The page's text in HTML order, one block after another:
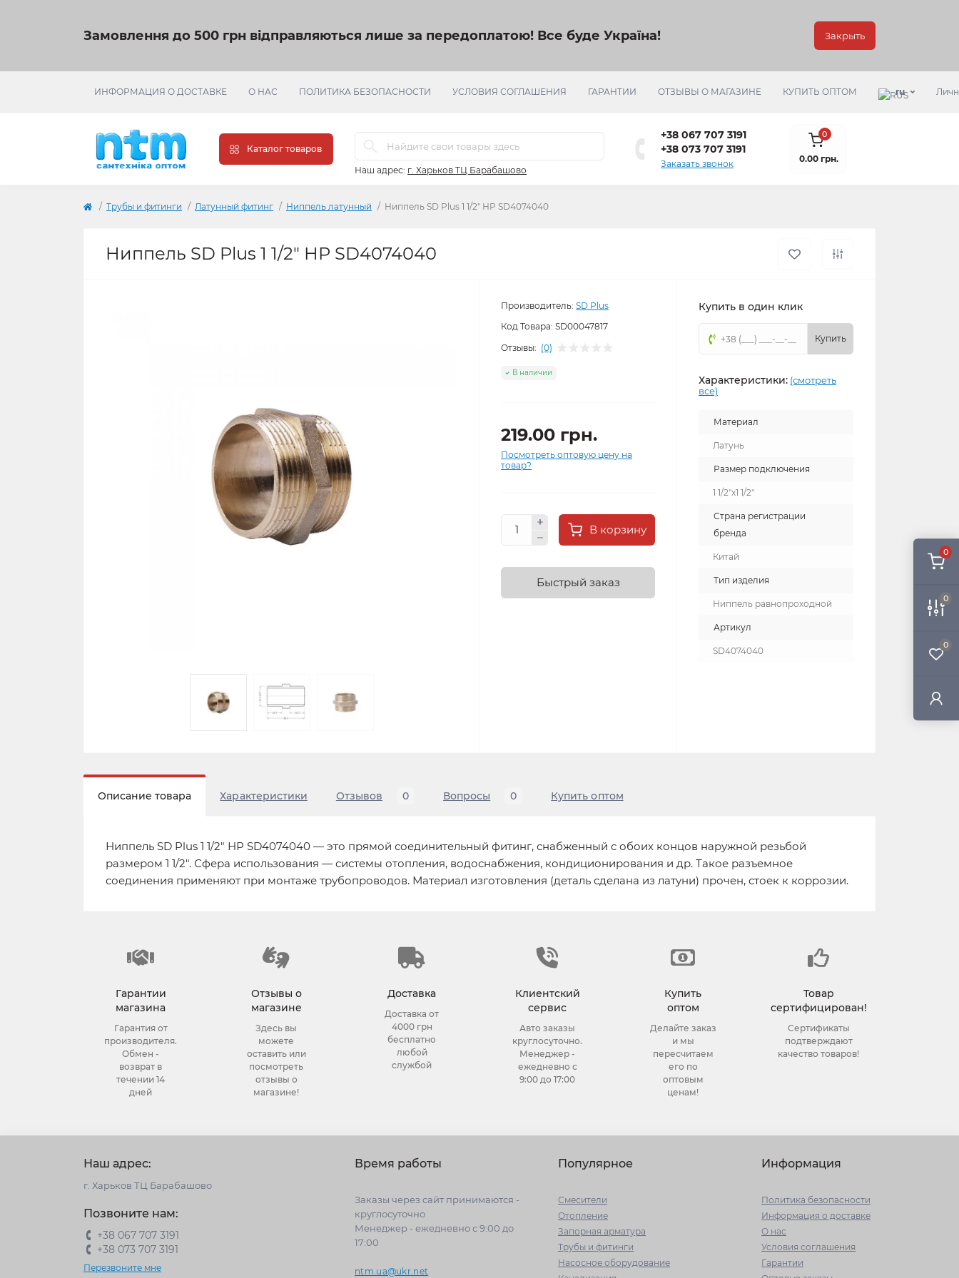
0
0
0
Замовлення до 500 грн відправляються лише за передоплатою! Все буде Україна! Закрыть
ИНФОРМАЦИЯ О ДОСТАВКЕ О НАС ПОЛИТИКА БЕЗОПАСНОСТИ УСЛОВИЯ СОГЛАШЕНИЯ ГАРАНТИИ ОТЗЫВЫ О МАГАЗИНЕ КУПИТЬ ОПТОМ ru
Каталог товаров
Наш адрес: г. Харьков ТЦ Барабашово
+38 067 707 3191
+38 073 707 3191
Заказать звонок
0
0.00 грн.
Трубы и фитинги Латунный фитинг Ниппель латунный Ниппель SD Plus 1 1/2" НР SD4074040
Ниппель SD Plus 1 1/2" НР SD4074040
Производитель: SD Plus
Код Товара: SD00047817
Отзывы: (0)
В наличии
219.00 грн.
Посмотреть оптовую цену на
товар?
В корзину
Быстрый заказ
Купить в один клик
Купить
Характеристики: (смотреть
все)
Материал
Латунь
Размер подключения
1 1/2"x1 1/2"
Страна регистрации
бренда
Китай
Тип изделия
Ниппель равнопроходной
Артикул
SD4074040
Описание товара Характеристики Отзывов 0 Вопросы 0 Купить оптом
Ниппель SD Plus 1 1/2" НР SD4074040 — это прямой соединительный фитинг, снабженный с обоих концов наружной резьбой
размером 1 1/2". Сфера использования — системы отопления, водоснабжения, кондиционирования и др. Такое разъемное
соединения применяют при монтаже трубопроводов. Материал изготовления (деталь сделана из латуни) прочен, стоек к коррозии.
Гарантии
магазина
Гарантия от
производителя.
Обмен -
возврат в
течении 14
дней
Отзывы о
магазине
Здесь вы
можете
оставить или
посмотреть
отзывы о
магазине!
Доставка
Доставка от
4000 грн
бесплатно
любой
службой
Клиентский
сервис
Авто заказы
круглосуточно.
Менеджер -
ежедневно с
9:00 до 17:00
Купить
оптом
Делайте заказ
и мы
пересчитаем
его по
оптовым
ценам!
Товар
сертифицирован!
Сертификаты
подтверждают
качество товаров!
Наш адрес:
г. Харьков ТЦ Барабашово
Позвоните нам:
+38 067 707 3191
+38 073 707 3191
Перезвоните мне
Время работы
Заказы через сайт принимаются -
круглосуточно
Менеджер - ежедневно с 9:00 до
17:00
ntm.ua@ukr.net
Популярное
Cмесители
Отопление
Запорная арматура
Трубы и фитинги
Насосное оборудование
Информация
Политика безопасности
Информация о доставке
О нас
Условия соглашения
Гарантии